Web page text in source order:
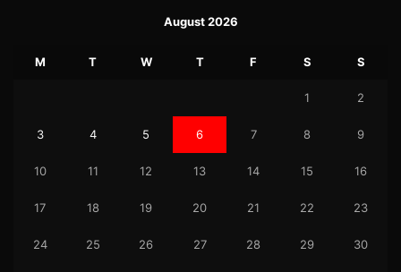
August 2026
M T W T F S S
1 2
3 4 5 6 7 8 9
10 11 12 13 14 15 16
17 18 19 20 21 22 23
24 25 26 27 28 29 30